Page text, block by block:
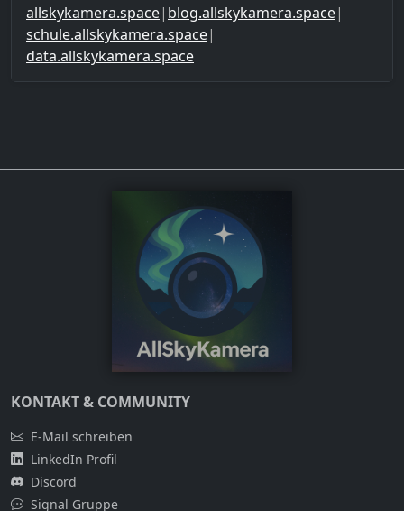
allskykamera.space| blog.allskykamera.space|
schule.allskykamera.space|
data.allskykamera.space
KONTAKT & COMMUNITY
E-Mail schreiben
LinkedIn Profil
Discord
Signal Gruppe